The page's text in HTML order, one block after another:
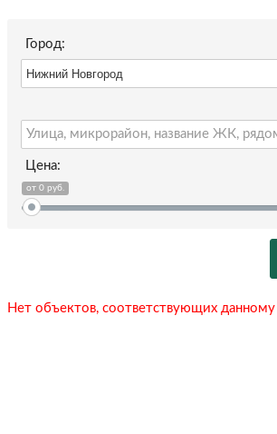
Город:
Цена:
0 руб.
Нет объектов, соответствующих данному